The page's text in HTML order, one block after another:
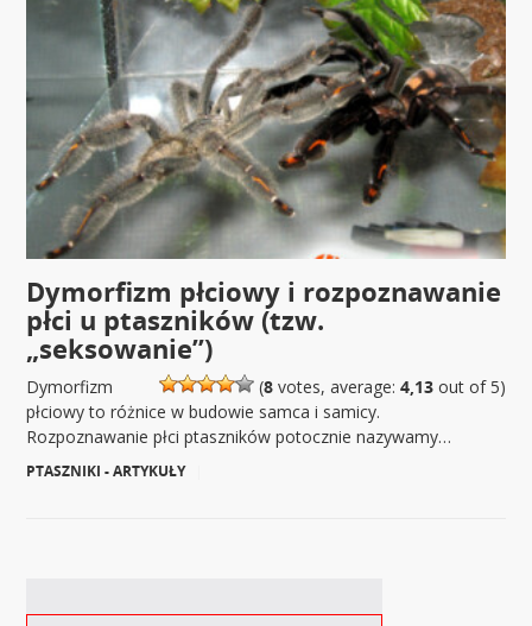
Dymorfizm płciowy i rozpoznawanie
płci u ptaszników (tzw.
„seksowanie”)
(8votes, average: 4,13out of 5)
Dymorfizm
płciowy to różnice w budowie samca i samicy.
Rozpoznawanie płci ptaszników potocznie nazywamy…
PTASZNIKI - ARTYKUŁY